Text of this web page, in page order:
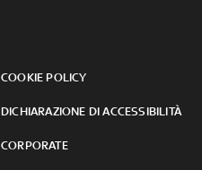
COOKIE POLICY
DICHIARAZIONE DI ACCESSIBILITÀ
CORPORATE